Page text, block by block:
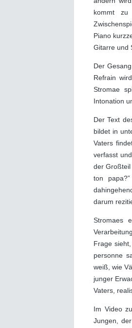
kommt zu
Piano
Gitarre und
Der
Refrain
Stromae
Intonation
Der Text
bildet in
Vaters
verfasst
der Großteil
ton
darum
Stromaes
Frage
personne
weiß, wie
junger
Vaters,
Im Video
Jungen,